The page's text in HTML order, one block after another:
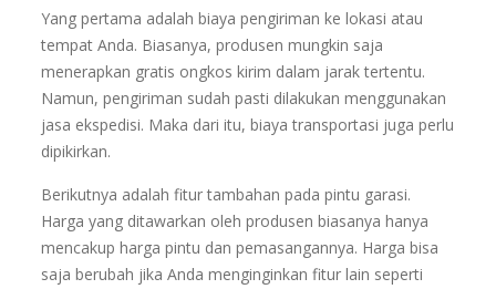
Yang pertama adalah biaya pengiriman ke lokasi atau
tempat Anda. Biasanya, produsen mungkin saja
menerapkan gratis ongkos kirim dalam jarak tertentu.
Namun, pengiriman sudah pasti dilakukan menggunakan
jasa ekspedisi. Maka dari itu, biaya transportasi juga perlu
dipikirkan.
Berikutnya adalah fitur tambahan pada pintu garasi.
Harga yang ditawarkan oleh produsen biasanya hanya
mencakup harga pintu dan pemasangannya. Harga bisa
saja berubah jika Anda menginginkan fitur lain seperti